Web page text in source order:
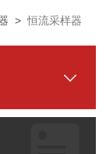
>恒流采样器